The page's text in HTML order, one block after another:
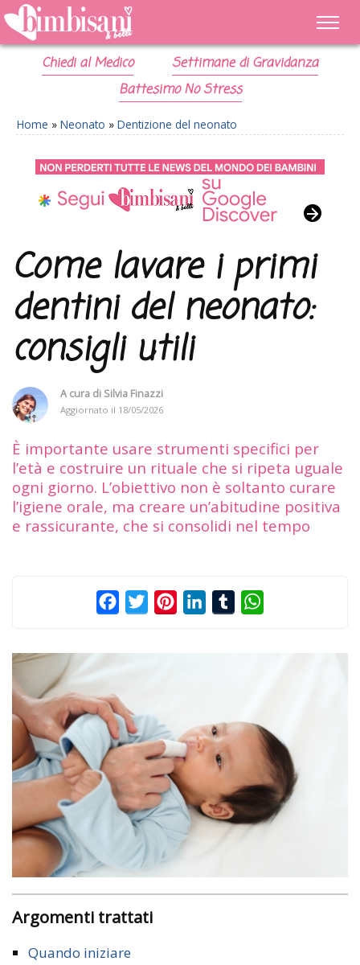
Chiedi al Medico
Settimane di Gravidanza
Battesimo No Stress
Home » Neonato » Dentizione del neonato
Come lavare i primi
dentini del neonato:
consigli utili
A cura di Silvia Finazzi
Aggiornato il 18/05/2026
È importante usare strumenti specifici per
l’età e costruire un rituale che si ripeta uguale
ogni giorno. L’obiettivo non è soltanto curare
l’igiene orale, ma creare un’abitudine positiva
e rassicurante, che si consolidi nel tempo
FacebookTwitterPinterestLinkedInTumblr
Argomenti trattati
Quando iniziare